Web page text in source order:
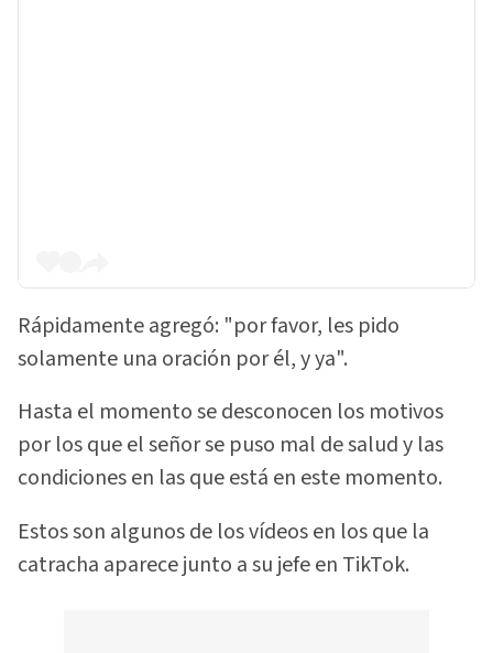
Rápidamente agregó: "por favor, les pido
solamente una oración por él, y ya".
Hasta el momento se desconocen los motivos
por los que el señor se puso mal de salud y las
condiciones en las que está en este momento.
Estos son algunos de los vídeos en los que la
catracha aparece junto a su jefe en TikTok.